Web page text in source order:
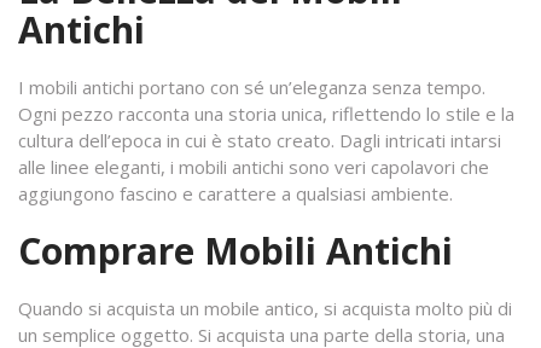
Antichi
I mobili antichi portano con sé un’eleganza senza tempo.
Ogni pezzo racconta una storia unica, riflettendo lo stile e la
cultura dell’epoca in cui è stato creato. Dagli intricati intarsi
alle linee eleganti, i mobili antichi sono veri capolavori che
aggiungono fascino e carattere a qualsiasi ambiente.
Comprare Mobili Antichi
Quando si acquista un mobile antico, si acquista molto più di
un semplice oggetto. Si acquista una parte della storia, una